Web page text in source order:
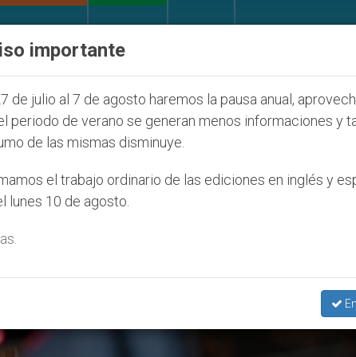
Juventud Seúl 2027 ONU se pronuncia
De La Divina Misericordia’
importante
de julio al 7 de agosto haremos la pausa anual,
periodo de verano se generan menos informaciones y
de las mismas disminuye.
el trabajo ordinario de las ediciones en inglés y
lunes 10 de agosto.